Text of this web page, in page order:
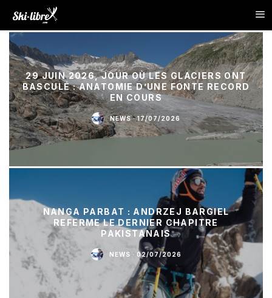
29 JUIN 2026, JOUR OÙ LES GLACIERS ONT
BASCULÉ : ANATOMIE D’UNE FONTE RECORD
EN COURS
NEWS · 17/07/2026
NANGA PARBAT : ANDRZEJ BARGIEL
REFERME LE DERNIER CHAPITRE
PAKISTANAIS
NEWS · 02/07/2026